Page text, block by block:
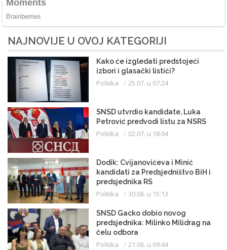
NAJNOVIJE U OVOJ KATEGORIJI
Kako će izgledati predstojeći
izbori i glasački listići?
Politika 25.07. u 07:24
SNSD utvrdio kandidate, Luka
Petrović predvodi listu za NSRS
Politika 02.07. u 18:04
Dodik: Cvijanovićeva i Minić
kandidati za Predsjedništvo BiH i
predsjednika RS
Politika 30.06. u 15:13
SNSD Gacko dobio novog
predsjednika: Milinko Milidrag na
čelu odbora
Politika 21.06. u 09:44